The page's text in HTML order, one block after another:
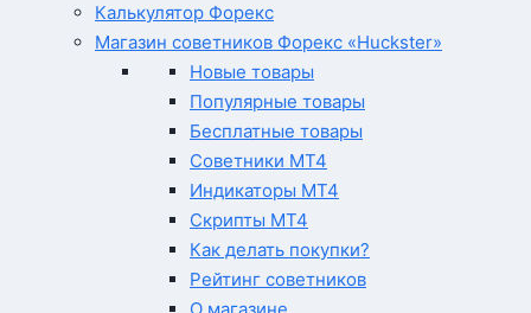
Калькулятор Форекс
Магазин советников Форекс «Huckster»
Новые товары
Популярные товары
Бесплатные товары
Советники MT4
Индикаторы MT4
Скрипты MT4
Как делать покупки?
Рейтинг советников